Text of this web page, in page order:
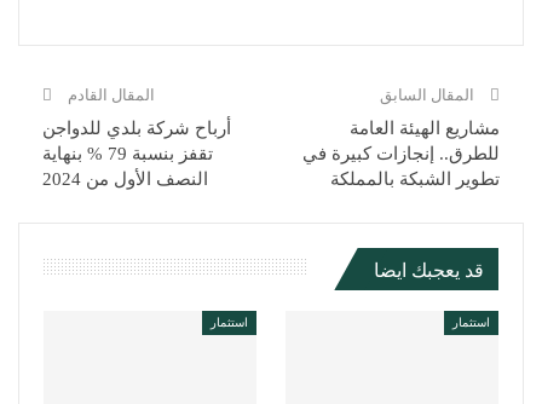
المقال السابق
مشاريع الهيئة العامة
للطرق.. إنجازات كبيرة في
تطوير الشبكة بالمملكة
المقال القادم
أرباح شركة بلدي للدواجن
تقفز بنسبة 79 % بنهاية
النصف الأول من 2024
قد يعجبك ايضا
استثمار استثمار